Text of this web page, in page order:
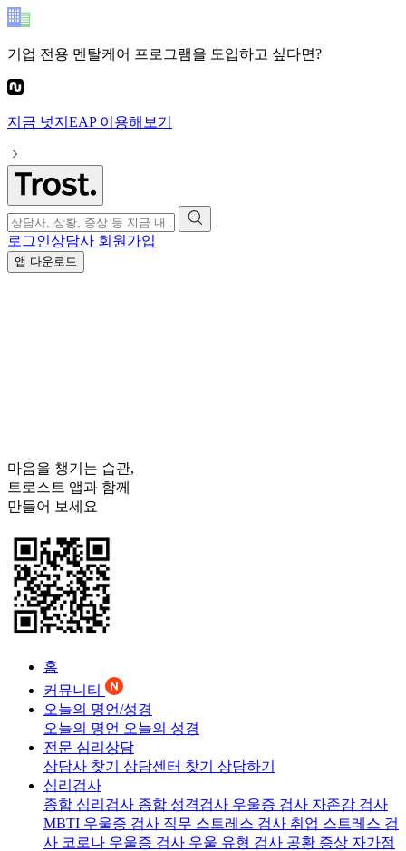
기업 전용 멘탈케어 프로그램을 도입하고 싶다면?
지금 넛지EAP이용해보기
로그인상담사 회원가입
앱 다운로드
마음을 챙기는 습관,
트로스트 앱과 함께
만들어 보세요
홈
커뮤니티
오늘의 명언/성경
오늘의 명언 오늘의 성경
전문 심리상담
상담사 찾기 상담센터 찾기 상담하기
심리검사
종합 심리검사 종합 성격검사 우울증 검사 자존감 검사
MBTI 우울증 검사 직무 스트레스 검사 취업 스트레스 검
사 코로나 우울증 검사 우울 유형 검사 공황 증상 자가점